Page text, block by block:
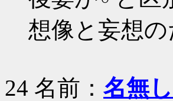
想像と妄想
24 名前： 名無